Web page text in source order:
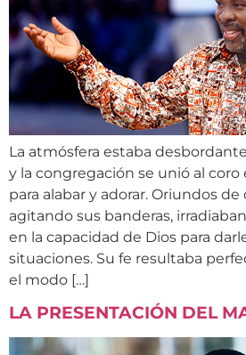
La atmósfera estaba
y la congregación se unió al coro
para alabar y adorar. Oriundos
agitando sus banderas,
en la capacidad de Dios para
situaciones. Su fe resultaba
el modo […]
LA PRESENTACIÓN DEL